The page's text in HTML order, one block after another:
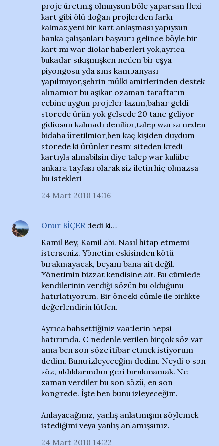
proje üretmiş olmuysun böle yaparsan flexi
kart gibi ölü doğan projlerden farkı
kalmaz,yeni bir kart anlaşması yapıysun
banka çalışanları başvuru gelince böyle bir
kart mı war diolar haberleri yok,ayrıca
bukadar sıkışmışken neden bir eşya
piyongosu yda sms kampanyası
yapılmıyor,şehrin mülki amirlerinden destek
alınamıor bu aşikar ozaman taraftarın
cebine uygun projeler lazım,bahar geldi
storede ürün yok gelsede 20 tane geliyor
gidiosun kalmadı denilior,talep warsa neden
bidaha üretilmior,ben kaç kişiden duydum
storede ki ürünler resmi siteden kredi
kartıyla alınabilsin diye talep war kulübe
ankara tayfası olarak siz iletin hiç olmazsa
bu istekleri
24 Mart 2010 14:16
Onur BİÇER dedi ki…
Kamil Bey, Kamil abi. Nasıl hitap etmemi
isterseniz. Yönetim eskisinden kötü
bırakmayacak, beyanı bana ait değil.
Yönetimin bizzat kendisine ait. Bu cümlede
kendilerinin verdiği sözün bu olduğunu
hatırlatıyorum. Bir önceki cümle ile birlikte
değerlendirin lütfen.
Ayrıca bahsettiğiniz vaatlerin hepsi
hatırımda. O nedenle verilen birçok söz var
ama ben son söze itibar etmek istiyorum
dedim. Bunu izleyeceğim dedim. Neydi o son
söz, aldıklarından geri bırakmamak. Ne
zaman verdiler bu son sözü, en son
kongrede. İşte ben bunu izleyeceğim.
Anlayacağınız, yanlış anlatmışım söylemek
istediğimi veya yanlış anlamışsınız.
24 Mart 2010 14:22